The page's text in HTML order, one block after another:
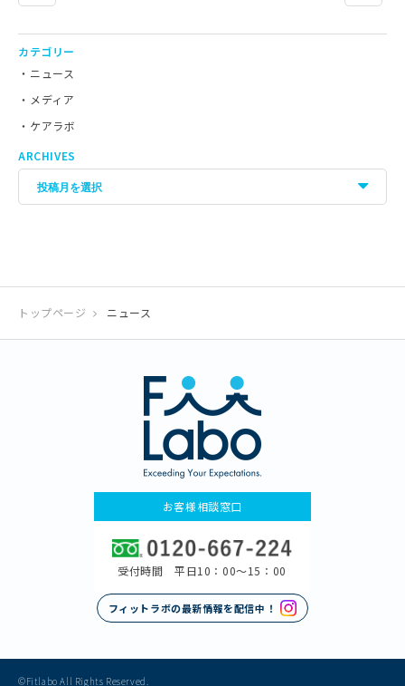
カテゴリー
ニュース
メディア
ケアラボ
ARCHIVES
トップページ ニュース
お客様相談窓口
受付時間 平日10：00〜15：00
フィットラボの最新情報を配信中！
©Fitlabo All Rights Reserved.